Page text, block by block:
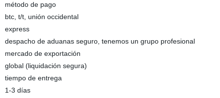
método de pago
btc, t/t, unión occidental
express
despacho de aduanas seguro, tenemos un grupo profesional
mercado de exportación
global (liquidación segura)
tiempo de entrega
1-3 días